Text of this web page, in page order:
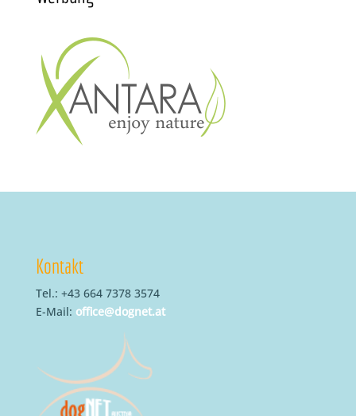
Kontakt
Tel.: +43 664 7378 3574
E-Mail: office@dognet.at